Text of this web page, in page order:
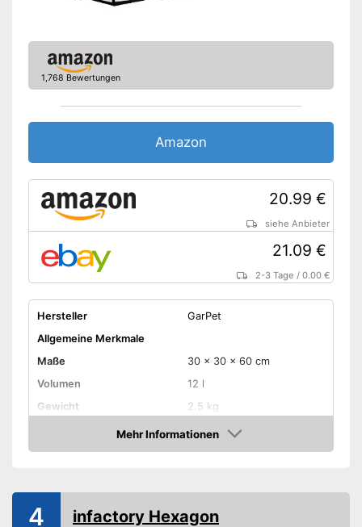
Verfügt über eine Abdeckung
1,768 Bewertungen
Amazon
20.99 €
siehe Anbieter
21.09 €
2-3 Tage /0.00 €
Hersteller
GarPet
Allgemeine Merkmale
Maße
30 x 30 x 60 cm
Volumen
12 l
Gewicht
2.5 kg
Filter
Abdeckung
Mehr Informationen
Amazon
4 infactory Hexagon